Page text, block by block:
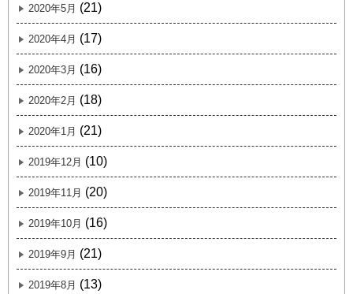
2020年5月 (21)
2020年4月 (17)
2020年3月 (16)
2020年2月 (18)
2020年1月 (21)
2019年12月 (10)
2019年11月 (20)
2019年10月 (16)
2019年9月 (21)
2019年8月 (13)